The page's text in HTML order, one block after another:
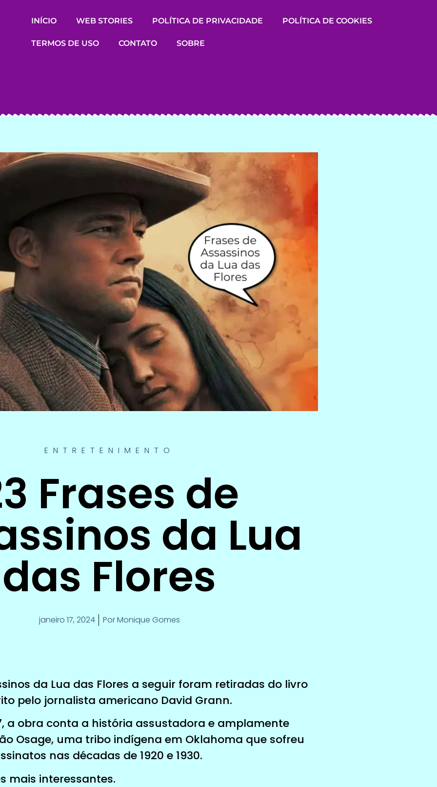
INÍCIO WEB STORIES POLÍTICA DE PRIVACIDADE POLÍTICA DE COOKIES
TERMOS DE USO CONTATO SOBRE
ENTRETENIMENTO
Frases de
da Lua
das Flores
janeiro 17, 2024 PorMonique Gomes
da Lua das Flores a seguir foram retiradas do livro
pelo jornalista americano David Grann.
a obra conta a história assustadora e amplamente
Osage, uma tribo indígena em Oklahoma que sofreu
nas décadas de 1920 e 1930.
mais interessantes.